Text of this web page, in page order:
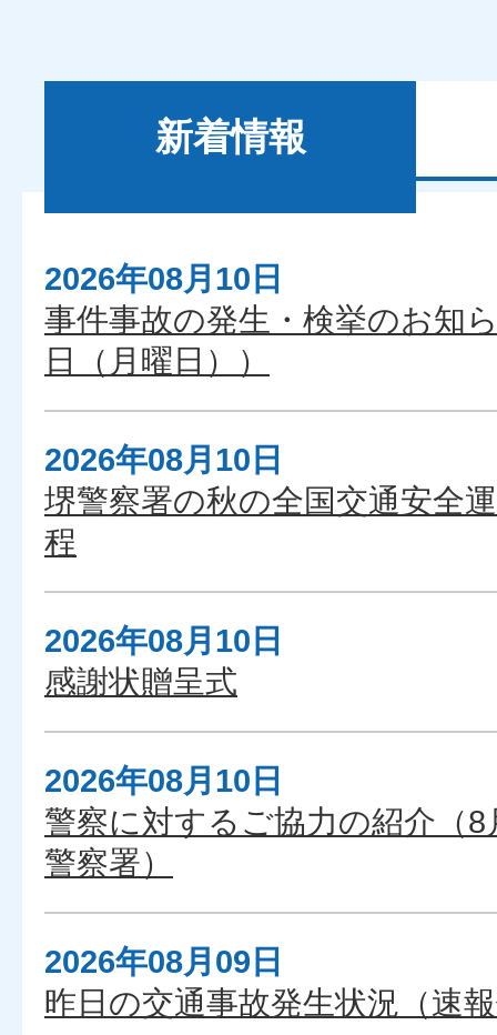
新着情報
新
着
情
報
2026年08月10日
事件事故の発生・検挙のお知
日（月曜日））
2026年08月10日
堺警察署の秋の全国交通安全
程
2026年08月10日
感謝状贈呈式
2026年08月10日
警察に対するご協力の紹介（
警察署）
2026年08月09日
昨日の交通事故発生状況（速